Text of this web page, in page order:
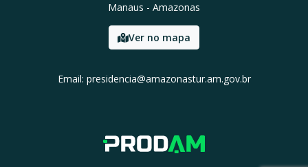
Manaus - Amazonas
Ver no mapa
Email: presidencia@amazonastur.am.gov.br